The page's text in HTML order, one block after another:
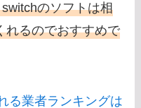
のソフトは相
れるのでおすすめで
る業者ランキングは